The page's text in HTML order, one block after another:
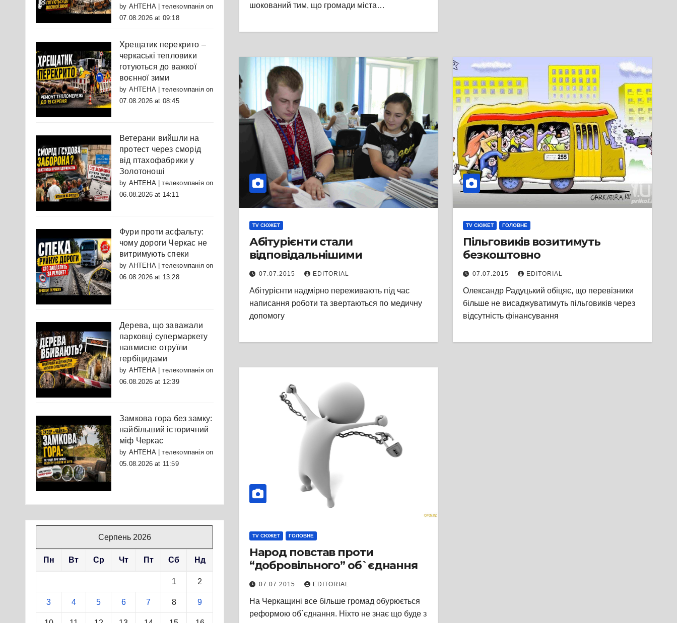
by АНТЕНА | телекомпаніяon
07.08.2026 at 09:18
Хрещатик перекрито –
черкаські тепловики
готуються до важкої
воєнної зими
by АНТЕНА | телекомпаніяon
07.08.2026 at 08:45
Ветерани вийшли на
протест через сморід
від птахофабрики у
Золотоноші
by АНТЕНА | телекомпаніяon
06.08.2026 at 14:11
Фури проти асфальту:
чому дороги Черкас не
витримують спеки
by АНТЕНА | телекомпаніяon
06.08.2026 at 13:28
Дерева, що заважали
парковці супермаркету
навмисне отруїли
гербіцидами
by АНТЕНА | телекомпаніяon
06.08.2026 at 12:39
Замкова гора без замку:
найбільший історичний
міф Черкас
by АНТЕНА | телекомпаніяon
05.08.2026 at 11:59
Серпень 2026
Пн Вт Ср Чт Пт Сб Нд
1 2
3 4 5 6 7 8 9
шокований тим, що громади міста…
TV СЮЖЕТ
Абітурієнти стали
відповідальнішими
07.07.2015 EDITORIAL
Абітурієнти надмірно переживають під час
написання роботи та звертаються по медичну
допомогу
TV СЮЖЕТ ГОЛОВНЕ
Пільговиків возитимуть
безкоштовно
07.07.2015 EDITORIAL
Олександр Радуцький обіцяє, що перевізники
більше не висаджуватимуть пільговиків через
відсутність фінансування
TV СЮЖЕТ ГОЛОВНЕ
Народ повстав проти
“добровільного” об`єднання
07.07.2015 EDITORIAL
На Черкащині все більше громад обурюється
реформою об`єднання. Ніхто не знає що буде з